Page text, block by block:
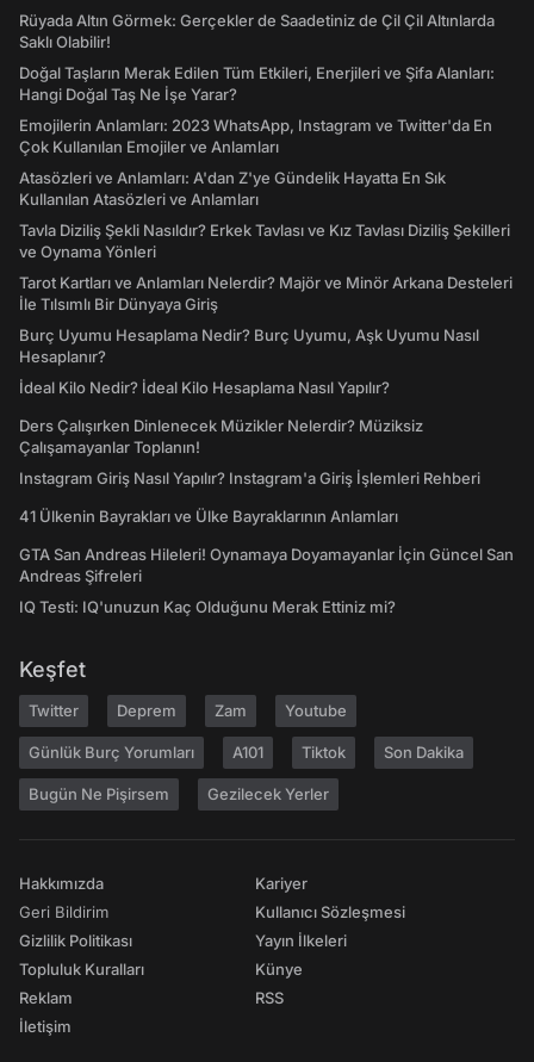
Rüyada Altın Görmek: Gerçekler de Saadetiniz de Çil Çil Altınlarda
Saklı Olabilir!
Doğal Taşların Merak Edilen Tüm Etkileri, Enerjileri ve Şifa Alanları:
Hangi Doğal Taş Ne İşe Yarar?
Emojilerin Anlamları: 2023 WhatsApp, Instagram ve Twitter'da En
Çok Kullanılan Emojiler ve Anlamları
Atasözleri ve Anlamları: A'dan Z'ye Gündelik Hayatta En Sık
Kullanılan Atasözleri ve Anlamları
Tavla Diziliş Şekli Nasıldır? Erkek Tavlası ve Kız Tavlası Diziliş Şekilleri
ve Oynama Yönleri
Tarot Kartları ve Anlamları Nelerdir? Majör ve Minör Arkana Desteleri
İle Tılsımlı Bir Dünyaya Giriş
Burç Uyumu Hesaplama Nedir? Burç Uyumu, Aşk Uyumu Nasıl
Hesaplanır?
İdeal Kilo Nedir? İdeal Kilo Hesaplama Nasıl Yapılır?
Ders Çalışırken Dinlenecek Müzikler Nelerdir? Müziksiz
Çalışamayanlar Toplanın!
Instagram Giriş Nasıl Yapılır? Instagram'a Giriş İşlemleri Rehberi
41 Ülkenin Bayrakları ve Ülke Bayraklarının Anlamları
GTA San Andreas Hileleri! Oynamaya Doyamayanlar İçin Güncel San
Andreas Şifreleri
IQ Testi: IQ'unuzun Kaç Olduğunu Merak Ettiniz mi?
Keşfet
Twitter Deprem Zam Youtube
Günlük Burç Yorumları A101 Tiktok Son Dakika
Bugün Ne Pişirsem Gezilecek Yerler
Hakkımızda
Geri Bildirim
Gizlilik Politikası
Topluluk Kuralları
Reklam
İletişim
Kariyer
Kullanıcı Sözleşmesi
Yayın İlkeleri
Künye
RSS